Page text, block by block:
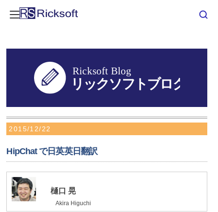
2015/12/22
HipChat で日英英日翻訳
樋口 晃
Akira Higuchi